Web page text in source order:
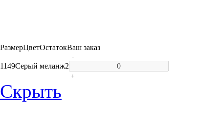
РазмерЦветОстатокВаш заказ
1149Серый меланж2
-
+
Скрыть